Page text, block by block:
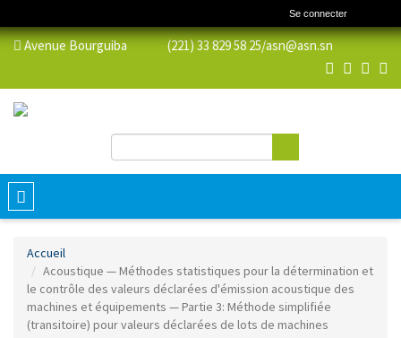
Se connecter
Avenue Bourguiba (221) 33 829 58 25/asn@asn.sn
Formulaire de recherche
Toggle
navigation
Accueil
Acoustique — Méthodes statistiques pour la détermination et
le contrôle des valeurs déclarées d'émission acoustique des
machines et équipements — Partie 3: Méthode simplifiée
(transitoire) pour valeurs déclarées de lots de machines